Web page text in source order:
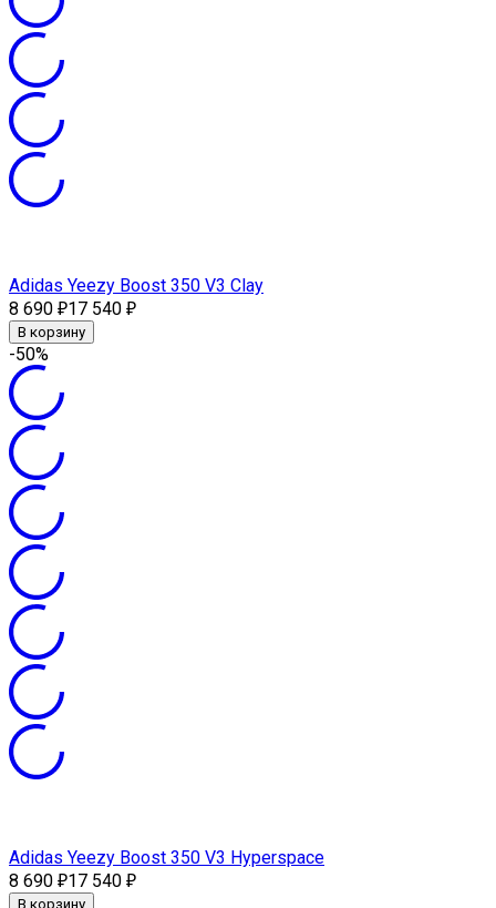
Adidas Yeezy Boost 350 V3 Clay
8 690 ₽17 540 ₽
В корзину
-50%
Adidas Yeezy Boost 350 V3 Hyperspace
8 690 ₽17 540 ₽
В корзину